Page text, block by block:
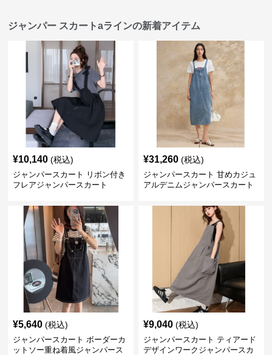
ジャンパー スカートaラインの新着アイテム
¥10,140 (税込)
ジャンパースカート リボン付き
フレアジャンパースカート
¥31,260 (税込)
ジャンパースカート 甘めカジュ
アルデニムジャンパースカート
¥5,640 (税込)
ジャンパースカート ボーダーカ
ットソー重ね着風ジャンパース
¥9,040 (税込)
ジャンパースカート ティアード
デザインワークジャンパースカ